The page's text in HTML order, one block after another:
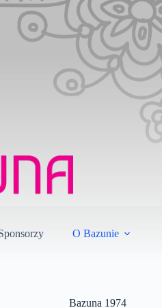
O Bazunie
Bazuna 1974